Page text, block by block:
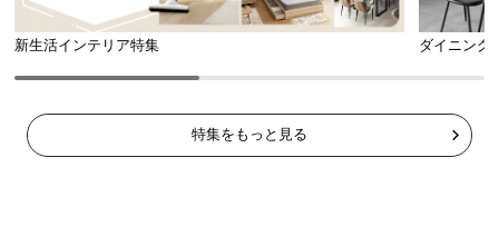
新生活インテリア特集 ダイニング
特集をもっと見る